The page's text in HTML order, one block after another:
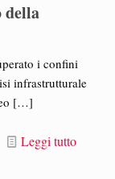
della
i confini
infrastrutturale
[…]
Leggi tutto